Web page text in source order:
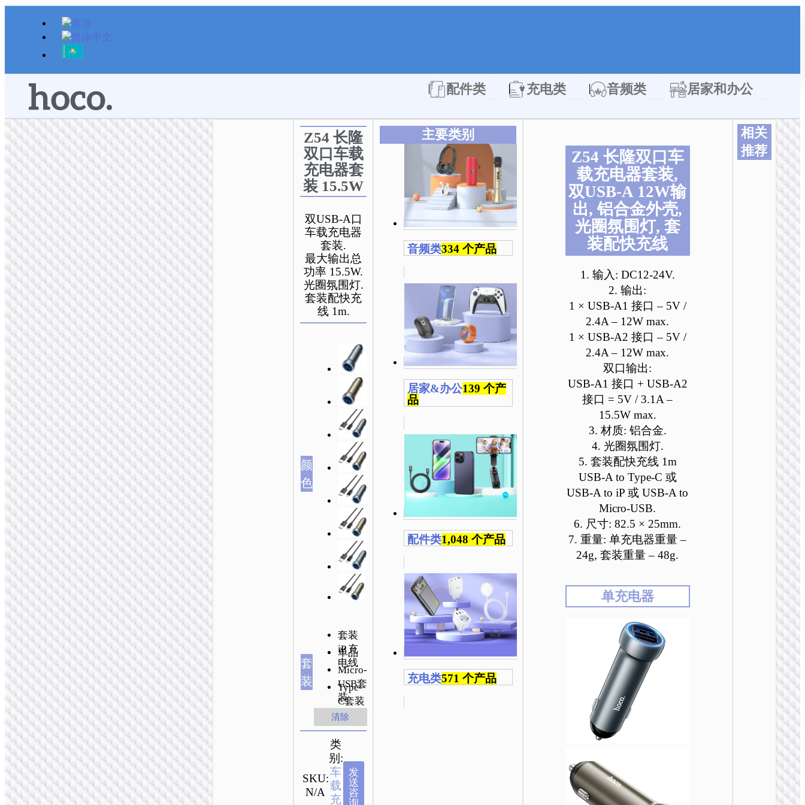
跳
配件类 Open 配件类充电类 Open 充电类音频类 Open 音频类居家和办公
Z54 长隆
双口车载
充电器套
装 15.5W
双USB-A口
车载充电器
套装.
最大输出总
功率 15.5W.
光圈氛围灯.
套装配快充
线 1m.
颜
色
套
装
套装
iP 充
电线
单品
Micro-
USB套
装
Type-
C套装
清除
SKU:
N/A
类
别:
车
载
充
发
送
咨
询
主要类别
音频类334 个产品
居家&办公139 个产
品
配件类1,048 个产品
充电类571 个产品
Z54 长隆双口车
载充电器套装,
双USB-A 12W输
出, 铝合金外壳,
光圈氛围灯, 套
装配快充线
1. 输入: DC12-24V.
2. 输出:
1 × USB-A1 接口 – 5V /
2.4A – 12W max.
1 × USB-A2 接口 – 5V /
2.4A – 12W max.
双口输出:
USB-A1 接口 + USB-A2
接口 = 5V / 3.1A –
15.5W max.
3. 材质: 铝合金.
4. 光圈氛围灯.
5. 套装配快充线 1m
USB-A to Type-C 或
USB-A to iP 或 USB-A to
Micro-USB.
6. 尺寸: 82.5 × 25mm.
7. 重量: 单充电器重量 –
24g, 套装重量 – 48g.
单充电器
相关
推荐
车载
Z60 荣
双
多协议
电器
车载
Z59A
96W点
载充